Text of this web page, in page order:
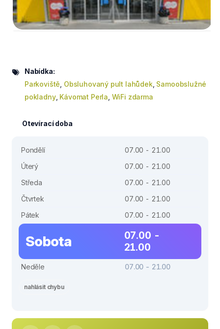
Nabídka:
Parkoviště Obsluhovaný pult lahůdek, Samoobslužné
pokladny, Kávomat Perla WiFi zdarma
Otevírací doba
Pondělí
07.00 - 21.00
Úterý
07.00 - 21.00
Středa
07.00 - 21.00
Čtvrtek
07.00 - 21.00
Pátek
07.00 - 21.00
Sobota
07.00 -
21.00
Neděle 07.00 - 21.00
nahlásit chybu